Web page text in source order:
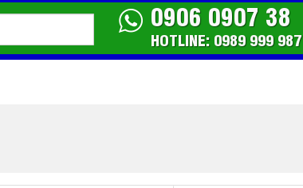
0906 0907 38
HOTLINE: 0989 999 987